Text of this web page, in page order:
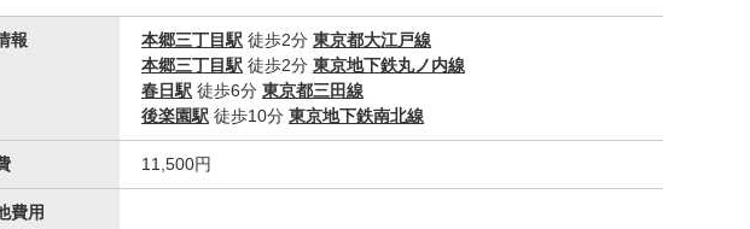
報 本郷三丁目駅 徒歩2分 東京都大江戸線
本郷三丁目駅 徒歩2分 東京地下鉄丸ノ内線
春日駅 徒歩6分 東京都三田線
後楽園駅 徒歩10分 東京地下鉄南北線
11,500円
費用